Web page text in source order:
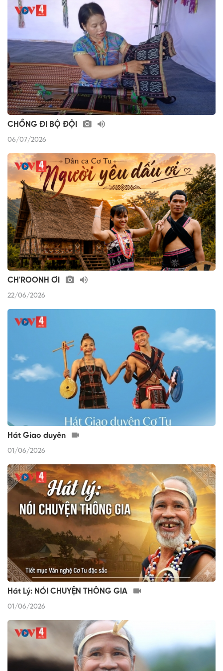
CHỒNG ĐI BỘ ĐỘI
06/07/2026
CH'ROONH ƠI
22/06/2026
Hát Giao duyên
01/06/2026
Hát Lý: NÓI CHUYỆN THÔNG GIA
01/06/2026